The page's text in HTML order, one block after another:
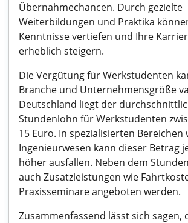
Übernahmechancen. Durch gezielte
Weiterbildungen und Praktika
Kenntnisse vertiefen und Ihre
erheblich steigern.
Die Vergütung für Werkstudenten
Branche und Unternehmensgröße
Deutschland liegt der
Stundenlohn für Werkstudenten
15 Euro. In spezialisierten Bereichen
Ingenieurwesen kann dieser Betrag
höher ausfallen. Neben dem
auch Zusatzleistungen wie
Praxisseminare angeboten werden.
Zusammenfassend lässt sich sagen,